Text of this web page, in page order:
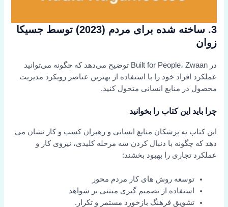
3. ساخته شده برای مردم (2023) توسط جسیکا
زوان
در Built for People، Zwaan توضیح می‌دهد که چگونه می‌توانید
عملکرد افراد خود را با استفاده از بهترین عناصر رویکرد مدیریت
محصول در منابع انسانی متحول کنید.
چرا باید این کتاب را بخوانید
این کتاب به پزشکان منابع انسانی و رهبران کسب و کار نشان می
دهد که چگونه با دنبال کردن سه مرحله کلیدی، نیروی کار و
عملکرد تجاری را بهبود بخشند:
توسعه روش های کار مردم محور
استفاده از تصمیم گیری مبتنی بر شواهد
تشویق فرهنگ بازخورد مستمر و تکرار.